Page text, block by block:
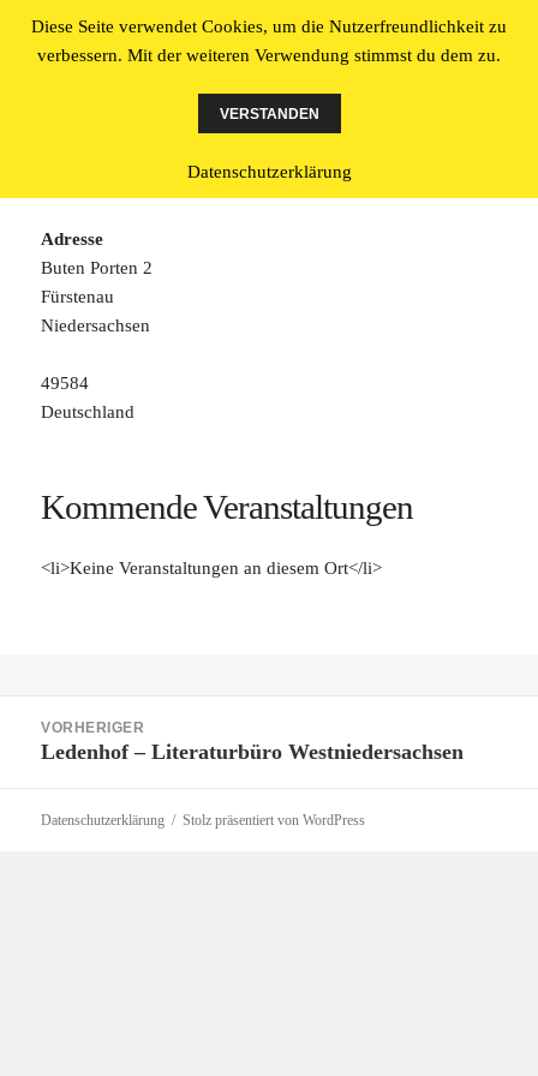
Literatur made in Osnabrück
Fürstenau, altes Kino
Adresse
Buten Porten 2
Fürstenau
Niedersachsen
49584
Deutschland
Kommende Veranstaltungen
<li>Keine Veranstaltungen an diesem Ort</li>
VORHERIGER
Vorheriger
Ledenhof – Literaturbüro Westniedersachsen
Datenschutzerklärung Stolz präsentiert von WordPress
Diese Seite verwendet Cookies, um die Nutzerfreundlichkeit zu
verbessern. Mit der weiteren Verwendung stimmst du dem zu.
VERSTANDEN
Datenschutzerklärung